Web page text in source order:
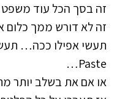
זה בסך הכל עוד
זה לא דורש ממך כלום
Paste…
או אם את בשלב יותר